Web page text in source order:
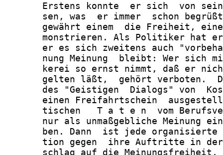
Erstens konnte  er sich  von
sen, was  er immer  schon
gewährt einem  die Freiheit,
monstrieren. Als Politiker hat
er es sich zweitens auch
nung Meinung  bleibt: Wer sich
kerei so ernst nimmt, daß er
gelten läßt,  gehört verboten.
des "Geistigen  Dialogs" von
einen Freifahrtschein
tischen   T a t e n  vom
nur als unmaßgebliche Meinung
ben. Dann  ist jede
tion gegen  ihre Auftritte in
schlag auf die Meinungsfreiheit,